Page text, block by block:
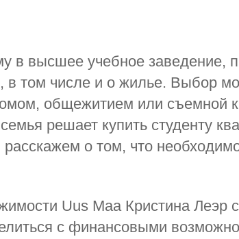
в высшее учебное заведение,
в том числе и о жилье. Выбор
общежитием или съемной
решает купить студенту
о том, что
Uus Maa Кристина Леэр
с финансовыми